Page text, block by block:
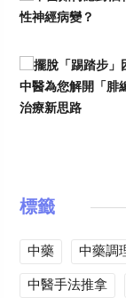
標籤
中藥 中藥調
中醫手法推拿